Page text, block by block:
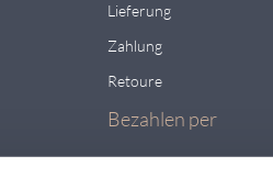
Lieferung
Zahlung
Retoure
Bezahlen per